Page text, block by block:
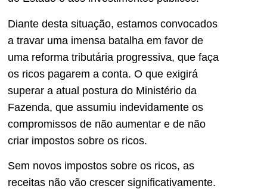
Diante desta situação, estamos convocados
a travar uma imensa batalha em favor de
uma reforma tributária progressiva, que faça
os ricos pagarem a conta. O que exigirá
superar a atual postura do Ministério da
Fazenda, que assumiu indevidamente os
compromissos de não aumentar e de não
criar impostos sobre os ricos.
Sem novos impostos sobre os ricos, as
receitas não vão crescer significativamente.